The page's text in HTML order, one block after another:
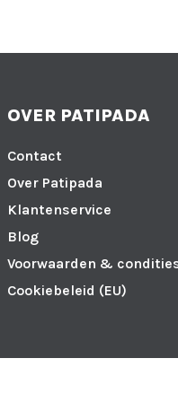
OVER PATIPADA
Contact
Over Patipada
Klantenservice
Blog
Voorwaarden &
Cookiebeleid (EU)